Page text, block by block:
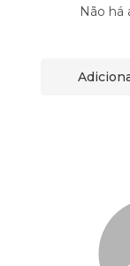
Não há